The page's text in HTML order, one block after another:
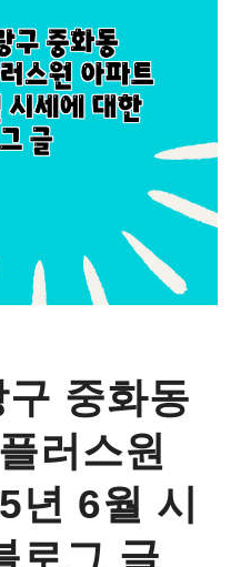
중화동
러스원
년 6월 시
로그 글